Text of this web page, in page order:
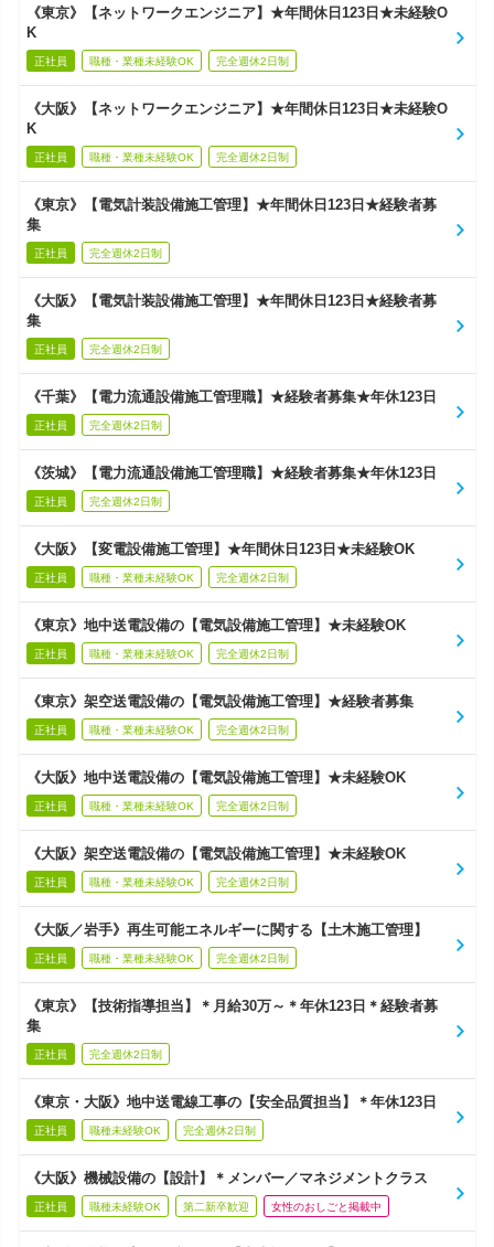
《東京》【ネットワークエンジニア】★年間休日123日★未経験O
K
正社員 職種・業種未経験OK 完全週休2日制
《大阪》【ネットワークエンジニア】★年間休日123日★未経験O
K
正社員 職種・業種未経験OK 完全週休2日制
《東京》【電気計装設備施工管理】★年間休日123日★経験者募
集
正社員 完全週休2日制
《大阪》【電気計装設備施工管理】★年間休日123日★経験者募
集
正社員 完全週休2日制
《千葉》【電力流通設備施工管理職】★経験者募集★年休123日
正社員 完全週休2日制
《茨城》【電力流通設備施工管理職】★経験者募集★年休123日
正社員 完全週休2日制
《大阪》【変電設備施工管理】★年間休日123日★未経験OK
正社員 職種・業種未経験OK 完全週休2日制
《東京》地中送電設備の【電気設備施工管理】★未経験OK
正社員 職種・業種未経験OK 完全週休2日制
《東京》架空送電設備の【電気設備施工管理】★経験者募集
正社員 職種・業種未経験OK 完全週休2日制
《大阪》地中送電設備の【電気設備施工管理】★未経験OK
正社員 職種・業種未経験OK 完全週休2日制
《大阪》架空送電設備の【電気設備施工管理】★未経験OK
正社員 職種・業種未経験OK 完全週休2日制
《大阪／岩手》再生可能エネルギーに関する【土木施工管理】
正社員 職種・業種未経験OK 完全週休2日制
《東京》【技術指導担当】＊月給30万～＊年休123日＊経験者募
集
正社員 完全週休2日制
《東京・大阪》地中送電線工事の【安全品質担当】＊年休123日
正社員 職種未経験OK 完全週休2日制
《大阪》機械設備の【設計】＊メンバー／マネジメントクラス
正社員 職種未経験OK 第二新卒歓迎 女性のおしごと掲載中